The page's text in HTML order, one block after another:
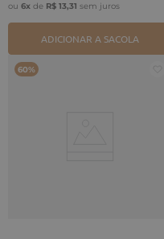
ou 6x de R$ 13,31 sem juros
ADICIONAR A SACOLA
60%